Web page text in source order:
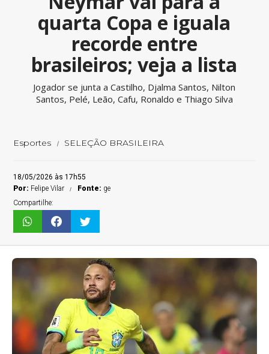
quarta Copa e iguala
recorde entre
brasileiros; veja a lista
Jogador se junta a Castilho, Djalma Santos, Nilton
Santos, Pelé, Leão, Cafu, Ronaldo e Thiago Silva
Esportes SELEÇÃO BRASILEIRA
18/05/2026 às 17h55
Por: Felipe Vilar Fonte: ge
Compartilhe: